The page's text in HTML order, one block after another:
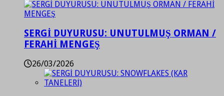
SERGİ DUYURUSU: UNUTULMUŞ ORMAN /
FERAHİ MENGEŞ
26/03/2026